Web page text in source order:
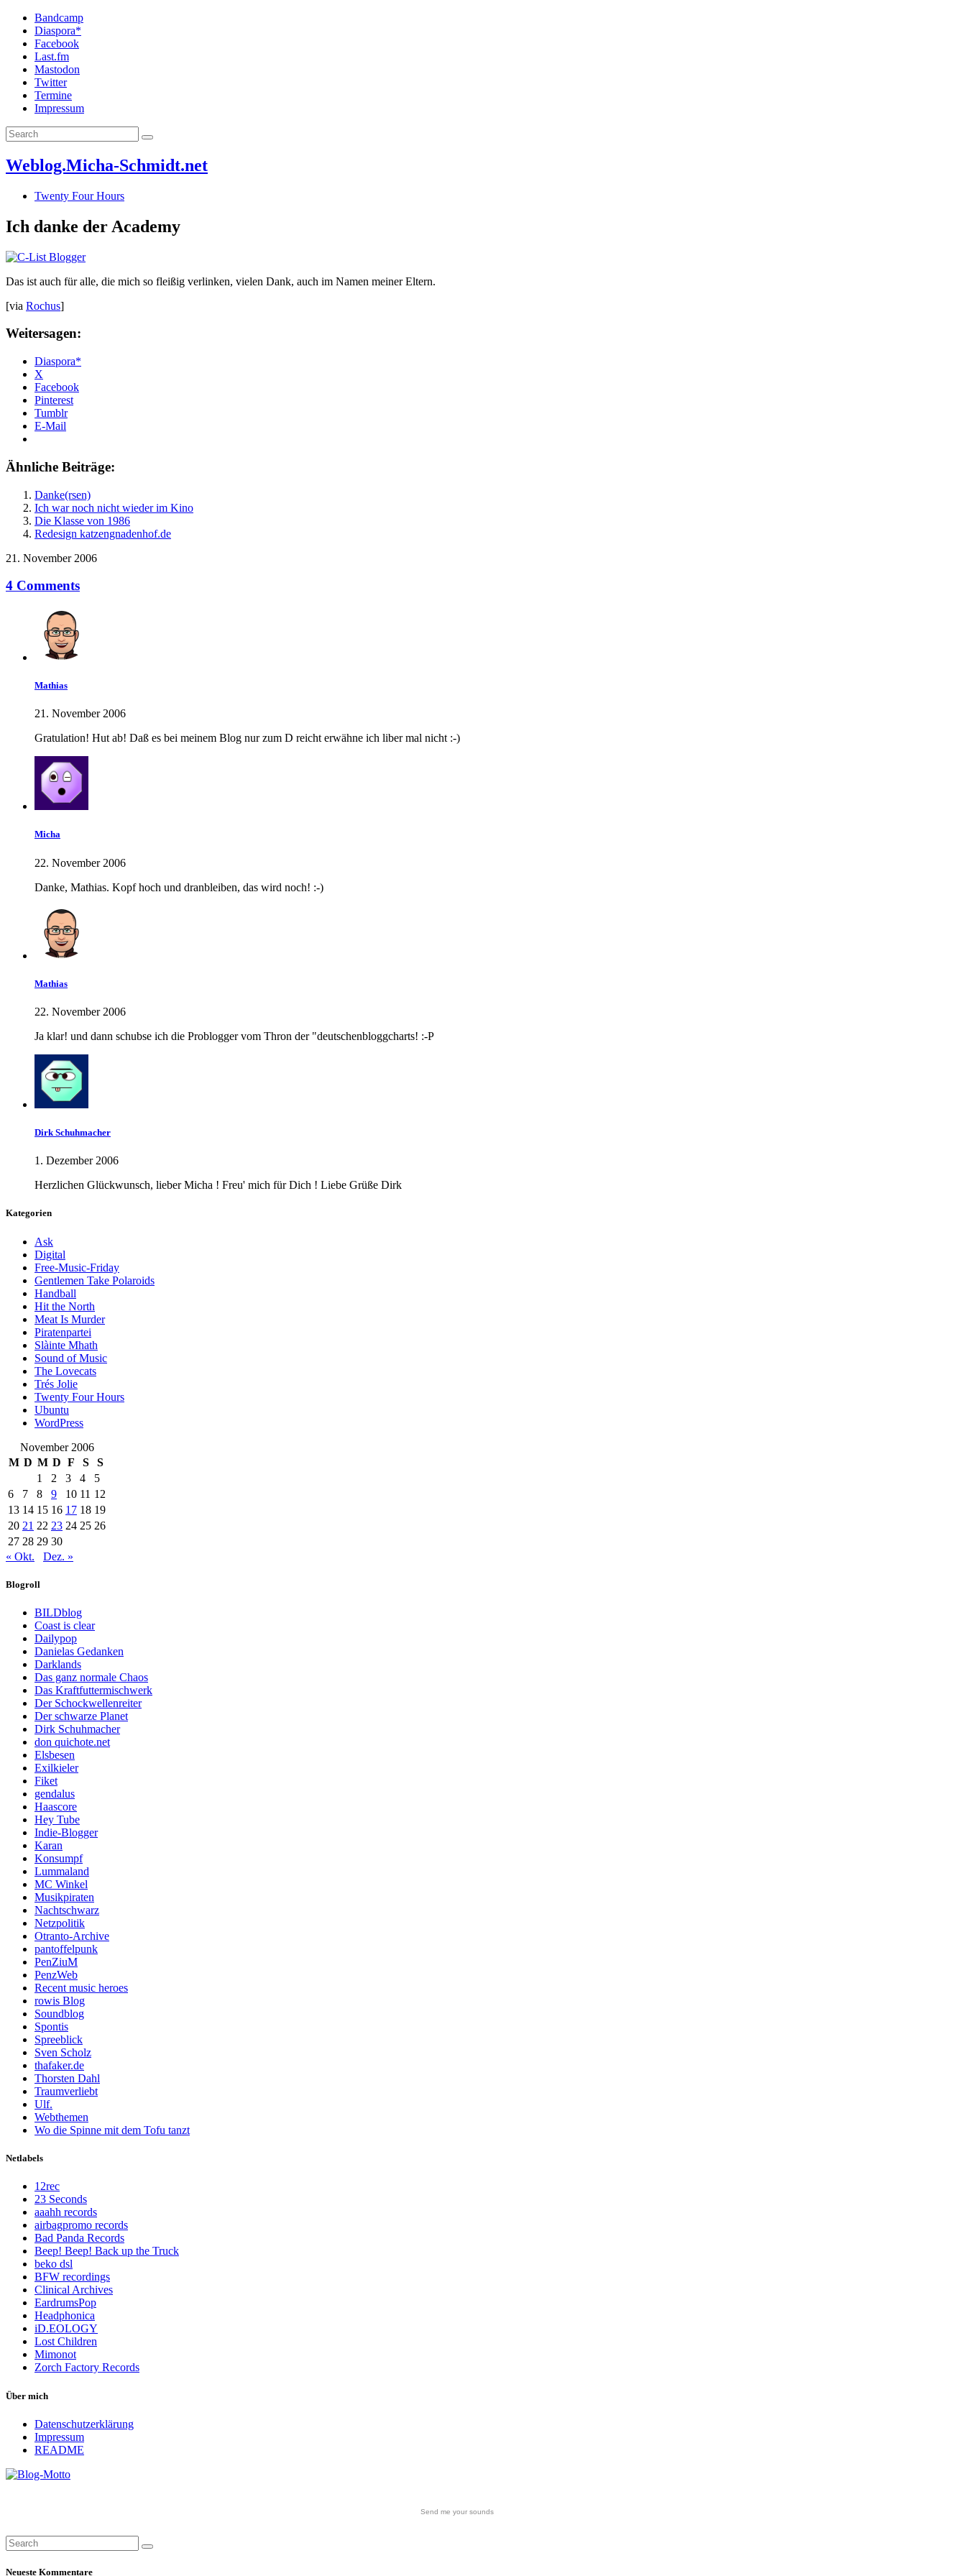
Bandcamp
Diaspora*
Facebook
Last.fm
Mastodon
Twitter
Termine
Impressum
Weblog.Micha-Schmidt.net
Twenty Four Hours
Ich danke der Academy
Das ist auch für alle, die mich so fleißig verlinken, vielen Dank, auch im Namen meiner Eltern.
[via Rochus]
Weitersagen:
Diaspora*
X
Facebook
Pinterest
Tumblr
E-Mail
Ähnliche Beiträge:
Danke(rsen)
Ich war noch nicht wieder im Kino
Die Klasse von 1986
Redesign katzengnadenhof.de
21. November 2006
4 Comments
Mathias
21. November 2006
Gratulation! Hut ab! Daß es bei meinem Blog nur zum D reicht erwähne ich liber mal nicht :-)
Micha
22. November 2006
Danke, Mathias. Kopf hoch und dranbleiben, das wird noch! :-)
Mathias
22. November 2006
Ja klar! und dann schubse ich die Problogger vom Thron der "deutschenbloggcharts! :-P
Dirk Schuhmacher
1. Dezember 2006
Herzlichen Glückwunsch, lieber Micha ! Freu' mich für Dich ! Liebe Grüße Dirk
Kategorien
Ask
Digital
Free-Music-Friday
Gentlemen Take Polaroids
Handball
Hit the North
Meat Is Murder
Piratenpartei
Slàinte Mhath
Sound of Music
The Lovecats
Trés Jolie
Twenty Four Hours
Ubuntu
WordPress
November 2006
M D M D F S
S
1
2 3 4
5
6
7 8 9 10 11 12
13 14 15 16 17 18 19
20 21 22 23 24 25 26
27 28 29 30
« Okt.
Dez. »
Blogroll
BILDblog
Coast is clear
Dailypop
Danielas Gedanken
Darklands
Das ganz normale Chaos
Das Kraftfuttermischwerk
Der Schockwellenreiter
Der schwarze Planet
Dirk Schuhmacher
don quichote.net
Elsbesen
Exilkieler
Fiket
gendalus
Haascore
Hey Tube
Indie-Blogger
Karan
Konsumpf
Lummaland
MC Winkel
Musikpiraten
Nachtschwarz
Netzpolitik
Otranto-Archive
pantoffelpunk
PenZiuM
PenzWeb
Recent music heroes
rowis Blog
Soundblog
Spontis
Spreeblick
Sven Scholz
thafaker.de
Thorsten Dahl
Traumverliebt
Ulf.
Webthemen
Wo die Spinne mit dem Tofu tanzt
Netlabels
12rec
23 Seconds
aaahh records
airbagpromo records
Bad Panda Records
Beep! Beep! Back up the Truck
beko dsl
BFW recordings
Clinical Archives
EardrumsPop
Headphonica
iD.EOLOGY
Lost Children
Mimonot
Zorch Factory Records
Über mich
Datenschutzerklärung
Impressum
README
Send me your sounds
Neueste Kommentare